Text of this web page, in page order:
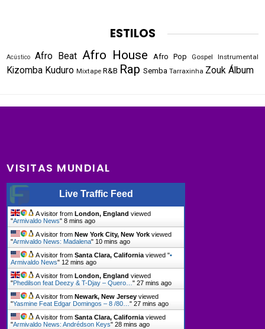
ESTILOS
Acústico Afro Beat Afro House Afro Pop Gospel Instrumental
Kizomba Kuduro Mixtape R&B Rap Semba Tarraxinha Zouk Álbum
VISITAS MUNDIAL
Live Traffic Feed
A visitor fromLondon, England viewed
"Armivaldo News"8 mins ago
A visitor fromNew York City, New York viewed
"Armivaldo News: Madalena" 10 mins ago
A visitor fromSanta Clara, California viewed "•
Armivaldo News" 12 mins ago
A visitor fromLondon, England viewed
"Phedilson feat Deezy & T-Djay – Quero…"27 mins ago
A visitor fromNewark, New Jersey viewed
"Yasmine Feat Edgar Domingos – 8 /80…"27 mins ago
A visitor fromSanta Clara, California viewed
"Armivaldo News: Andrédson Keys"28 mins ago